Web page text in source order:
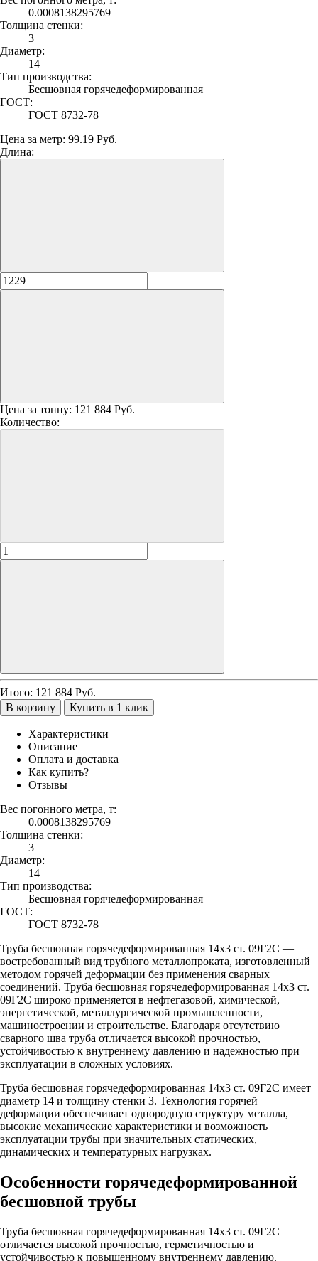
0.0008138295769
Толщина стенки:
3
Диаметр:
14
Тип производства:
Бесшовная горячедеформированная
ГОСТ:
ГОСТ 8732-78
Цена за метр: 99.19 Руб.
Длина:
Цена за тонну: 121 884 Руб.
Количество:
Итого: 121 884 Руб.
В корзину
Купить в 1 клик
Характеристики
Описание
Оплата и доставка
Как купить?
Отзывы
Вес погонного метра, т:
0.0008138295769
Толщина стенки:
3
Диаметр:
14
Тип производства:
Бесшовная горячедеформированная
ГОСТ:
ГОСТ 8732-78
Труба бесшовная горячедеформированная 14х3 ст. 09Г2С —
востребованный вид трубного металлопроката, изготовленный
методом горячей деформации без применения сварных
соединений. Труба бесшовная горячедеформированная 14х3 ст.
09Г2С широко применяется в нефтегазовой, химической,
энергетической, металлургической промышленности,
машиностроении и строительстве. Благодаря отсутствию
сварного шва труба отличается высокой прочностью,
устойчивостью к внутреннему давлению и надежностью при
эксплуатации в сложных условиях.
Труба бесшовная горячедеформированная 14х3 ст. 09Г2С имеет
диаметр 14 и толщину стенки 3. Технология горячей
деформации обеспечивает однородную структуру металла,
высокие механические характеристики и возможность
эксплуатации трубы при значительных статических,
динамических и температурных нагрузках.
Особенности горячедеформированной
бесшовной трубы
Труба бесшовная горячедеформированная 14х3 ст. 09Г2С
отличается высокой прочностью, герметичностью и
устойчивостью к повышенному внутреннему давлению.